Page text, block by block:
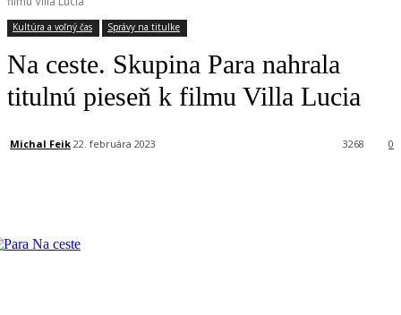
Kultúra a voľný čas Správy na titulke
Na ceste. Skupina Para nahrala
titulnú pieseň k filmu Villa Lucia
Michal Feik 22. februára 2023 0
3268